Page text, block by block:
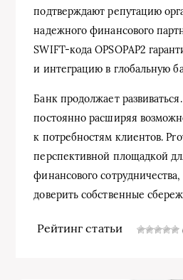
подтверждают репутацию
надежного финансового
SWIFT-кода OPSOPAP2
и интеграцию в глобальную
Банк продолжает
постоянно расширяя
к потребностям клиентов.
перспективной площадкой
финансового
доверить собственные
Рейтинг статьи